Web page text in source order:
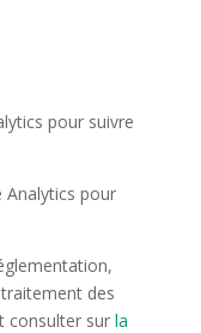
pour suivre
Analytics pour
des
consulter sur la